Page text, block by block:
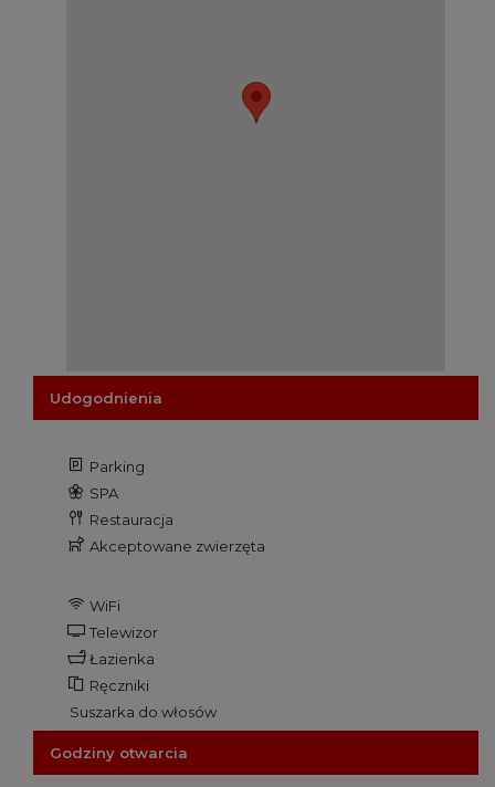
Udogodnienia
Parking
SPA
Restauracja
Akceptowane zwierzęta
WiFi
Telewizor
Łazienka
Ręczniki
Suszarka do włosów
Godziny otwarcia